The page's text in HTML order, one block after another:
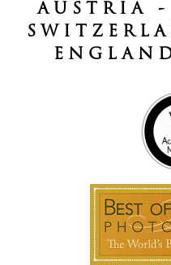
AUSTRIA